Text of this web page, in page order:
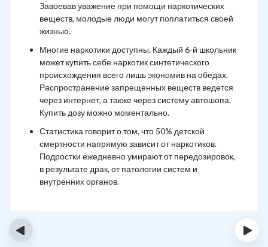
Завоевав уважение при помощи наркотических
веществ, молодые люди могут поплатиться своей
жизнью.
Многие наркотики доступны. Каждый 6-й школьник
может купить себе наркотик синтетического
происхождения всего лишь экономив на обедах.
Распространение запрещенных веществ ведется
через интернет, а также через систему автошопа.
Купить дозу можно моментально.
Статистика говорит о том, что 50% детской
смертности напрямую зависит от наркотиков.
Подростки ежедневно умирают от передозировок,
в результате драк, от патологии систем и
внутренних органов.
‹ ›